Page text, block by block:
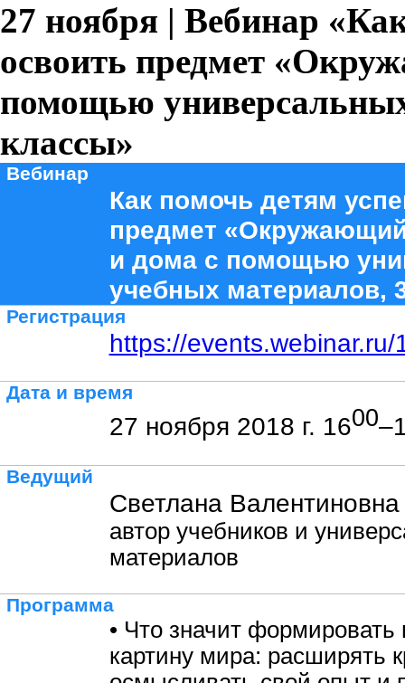
27 ноября | Вебинар
освоить предмет
помощью
классы»
Вебинар
Как помочь детям
предмет
и дома с помощью
учебных материалов,
Регистрация
https://
Дата и время
27 ноября 2018 г. 1600
Ведущий
Светлана
автор учебников и
материалов
Программа
• Что значит формировать
картину мира: расширять